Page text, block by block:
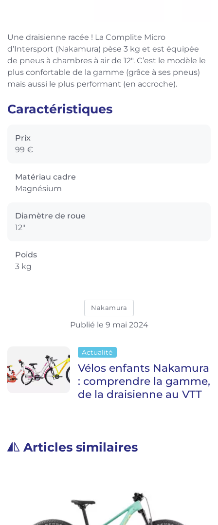
Une draisienne racée ! La Complite Micro
d’Intersport (Nakamura) pèse 3 kg et est équipée
de pneus à chambres à air de 12″. C’est le modèle le
plus confortable de la gamme (grâce à ses pneus)
mais aussi le plus performant (en accroche).
Caractéristiques
Prix
99 €
Matériau cadre
Magnésium
Diamètre de roue
12"
Poids
3 kg
Nakamura
Publié le 9 mai 2024
Actualité
Vélos enfants Nakamura
: comprendre la gamme,
de la draisienne au VTT
Articles similaires